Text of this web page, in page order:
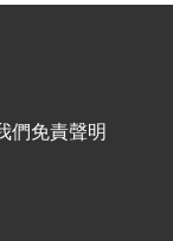
們免責聲明